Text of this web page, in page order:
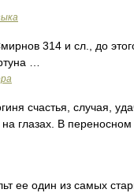
314 и сл., до
…
счастья, случая,
глазах. В
ее один из самых